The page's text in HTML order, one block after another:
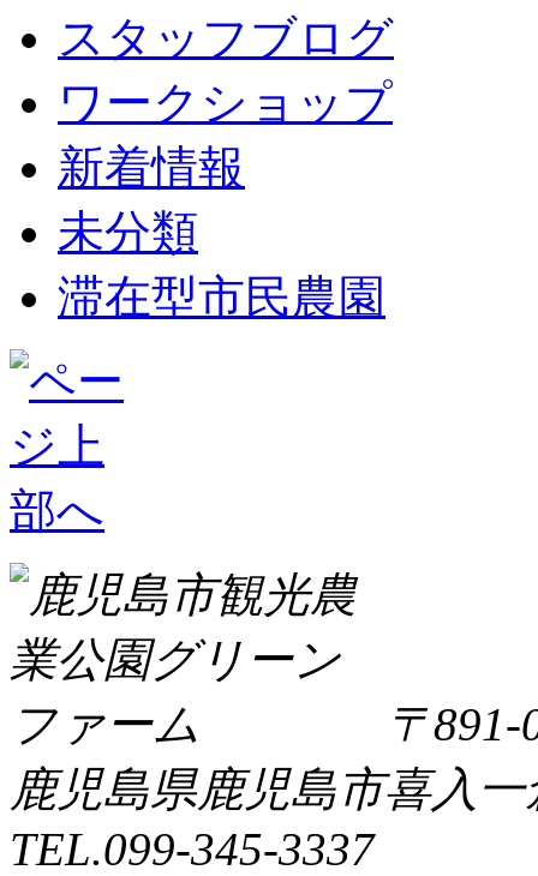
スタッフブログ
ワークショップ
新着情報
未分類
滞在型市民農園
〒891-
鹿児島県鹿児島市喜入一
TEL.099-345-3337